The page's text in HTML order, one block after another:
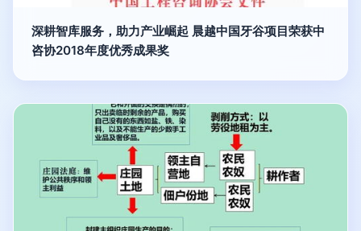
深耕智库服务，助力产业崛起 晨越中国牙谷项目荣获中
咨协2018年度优秀成果奖